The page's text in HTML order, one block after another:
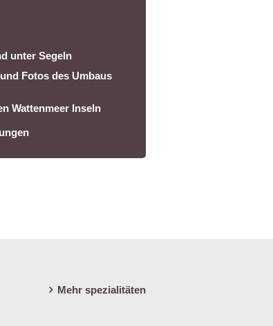
unter Segeln
Fotos des Umbaus
Wattenmeer Inseln
Mehr spezialitäten